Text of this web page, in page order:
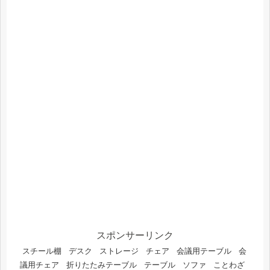
スポンサーリンク
スチール棚 デスク ストレージ チェア 会議用テーブル
会
議用チェア
折りたたみテーブル テーブル ソファ
ことわざ